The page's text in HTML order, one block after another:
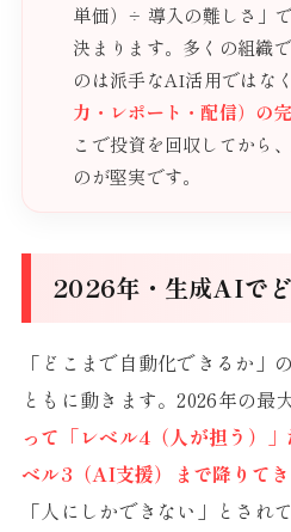
単価）÷ 導入の難しさ」
決まります。多くの組織
のは派手なAI活用ではなく
力・レポート・配信）の
こで投資を回収してから
のが堅実です。
2026年・生成AIで
「どこまで自動化できるか」
ともに動きます。2026年の最
って「レベル4（人が担う）
ベル3（AI支援）まで降りて
「人にしかできない」とされ